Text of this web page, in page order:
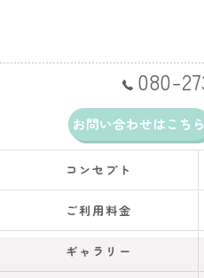
080-
お問い合わせはこちら
コンセプト
ご利用料金
ギャラリー